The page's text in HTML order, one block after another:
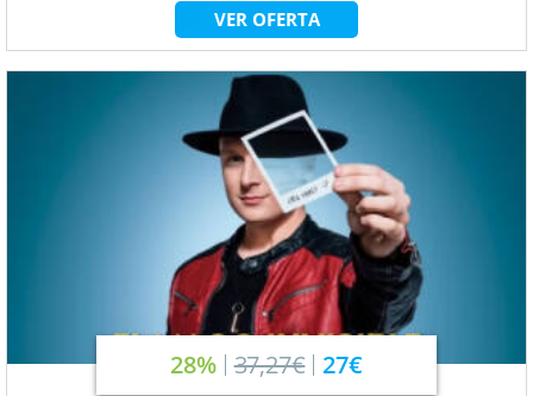
VER OFERTA
28% 37,27€ 27€